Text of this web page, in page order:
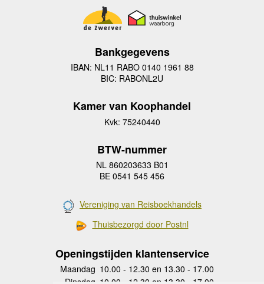
Bankgegevens
IBAN: NL11 RABO 0140 1961 88
BIC: RABONL2U
Kamer van Koophandel
Kvk: 75240440
BTW-nummer
NL 860203633 B01
BE 0541 545 456
Vereniging van Reisboekhandels
Thuisbezorgd door Postnl
Openingstijden klantenservice
Maandag 10.00 - 12.30 en 13.30 - 17.00
Dinsdag 10.00 - 12.30 en 13.30 - 17.00